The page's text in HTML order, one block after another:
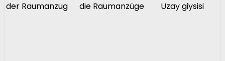
der Raumanzug
die Raumanzüge Uzay giysisi